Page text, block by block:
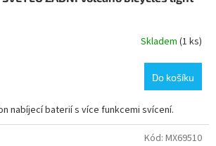
Skladem (1 ks)
Do košíku
nabíjecí baterií s více funkcemi svícení.
Kód: MX69510